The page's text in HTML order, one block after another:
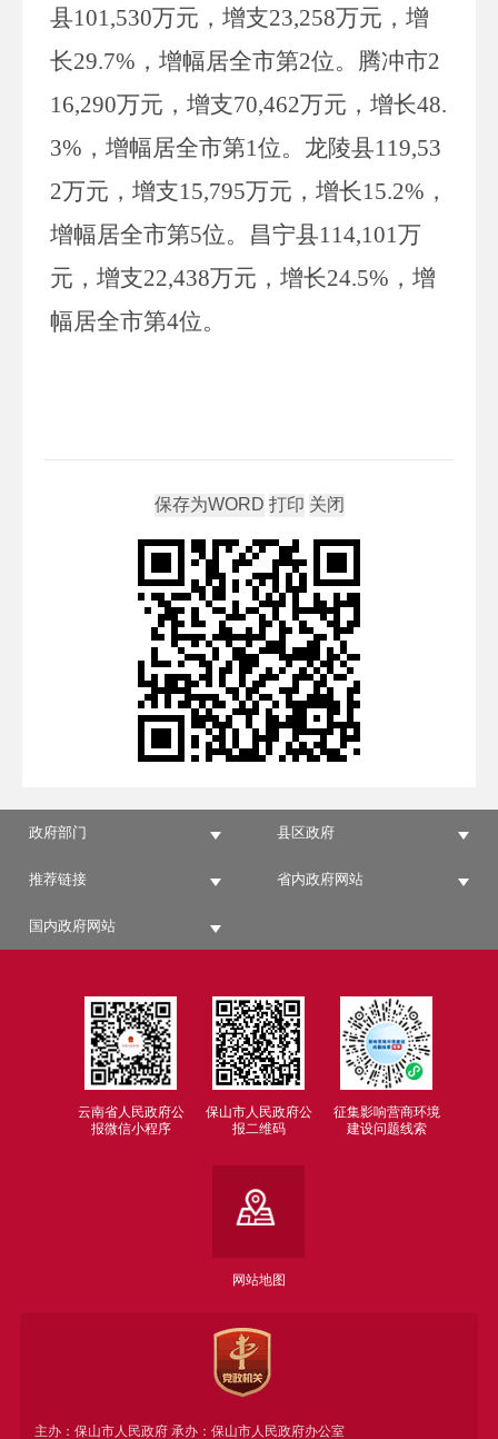
县101,530万元，增支23,258万元，增
长29.7% ，增幅居全市第2位。腾冲市2
16,290万元，增支70,462万元，增长48.
3% ，增幅居全市第1位。龙陵县119,53
2万元，增支15,795万元，增长15.2% ，
增幅居全市第5位。昌宁县114,101万
元，增支22,438万元，增长24.5% ，增
幅居全市第4位。
政府部门 县区政府
推荐链接 省内政府网站
国内政府网站
云南省人民政府公
报微信小程序
保山市人民政府公
报二维码
征集影响营商环境
建设问题线索
网站地图
主办：保山市人民政府 承办：保山市人民政府办公室